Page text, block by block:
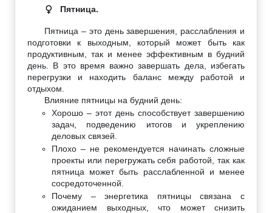
♀ Пятница.
Пятница – это день завершения, расслабления и
подготовки к выходным, который может быть как
продуктивным, так и менее эффективным в будний
день. В это время важно завершать дела, избегать
перегрузки и находить баланс между работой и
отдыхом.
Влияние пятницы на будний день:
Хорошо – этот день способствует завершению
задач, подведению итогов и укреплению
деловых связей.
Плохо – не рекомендуется начинать сложные
проекты или перегружать себя работой, так как
пятница может быть расслабленной и менее
сосредоточенной.
Почему – энергетика пятницы связана с
ожиданием выходных, что может снизить